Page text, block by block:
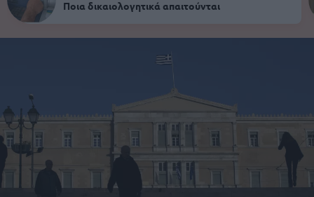
Ποια δικαιολογητικά απαιτούνται